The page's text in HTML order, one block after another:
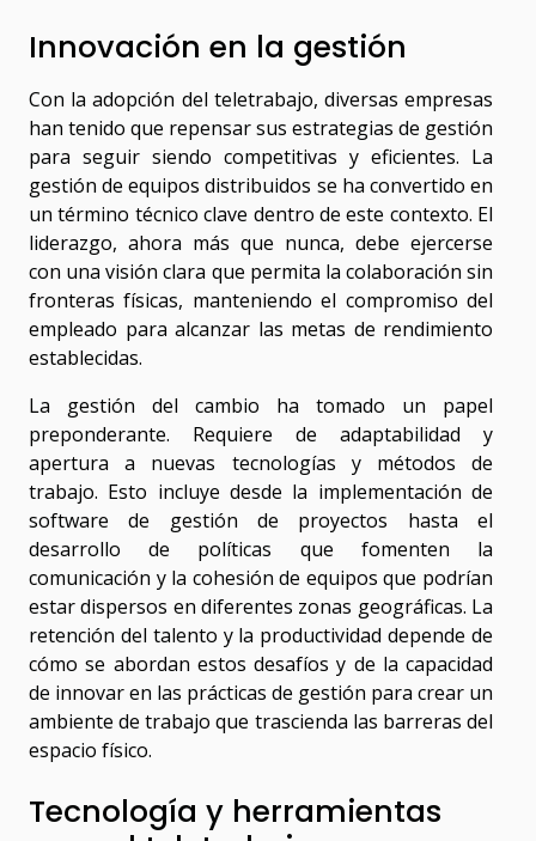
Innovación en la gestión
Con la adopción del teletrabajo, diversas empresas
han tenido que repensar sus estrategias de gestión
para seguir siendo competitivas y eficientes. La
gestión de equipos distribuidos se ha convertido en
un término técnico clave dentro de este contexto. El
liderazgo, ahora más que nunca, debe ejercerse
con una visión clara que permita la colaboración sin
fronteras físicas, manteniendo el compromiso del
empleado para alcanzar las metas de rendimiento
establecidas.
La gestión del cambio ha tomado un papel
preponderante. Requiere de adaptabilidad y
apertura a nuevas tecnologías y métodos de
trabajo. Esto incluye desde la implementación de
software de gestión de proyectos hasta el
desarrollo de políticas que fomenten la
comunicación y la cohesión de equipos que podrían
estar dispersos en diferentes zonas geográficas. La
retención del talento y la productividad depende de
cómo se abordan estos desafíos y de la capacidad
de innovar en las prácticas de gestión para crear un
ambiente de trabajo que trascienda las barreras del
espacio físico.
Tecnología y herramientas